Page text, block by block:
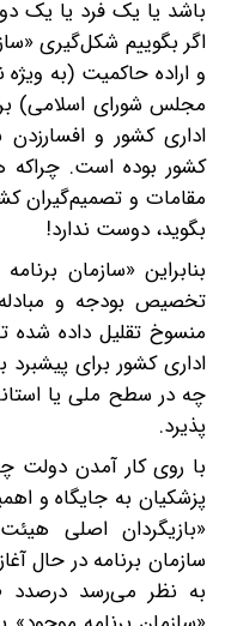
باشد یا یک فرد یا یک
اگر بگوییم شکل‌گیری
و اراده حاکمیت (به
مجلس شورای اسلامی)
اداری کشور و
کشور بوده است. چراکه
مقامات و تصمیم‌گیران
بگوید، دوست ندارد!
بنابراین «سازمان
تخصیص بودجه و
منسوخ تقلیل داده شده
اداری کشور برای
چه در سطح ملی یا
پذیرد.
با روی کار آمدن دولت
پزشکیان به جایگاه و
«بازیگردان اصلی
سازمان برنامه در حال
به نظر می‌رسد درصدد